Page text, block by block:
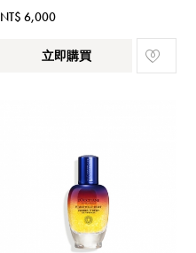
NT$ 6,000
立即購買